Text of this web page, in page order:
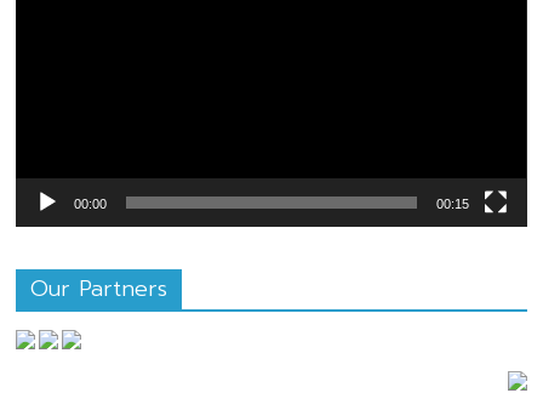
00:00 00:15
Our Partners